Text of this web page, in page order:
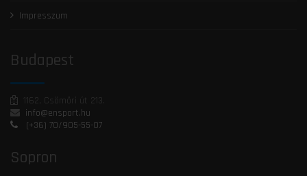
Impresszum
Budapest
1162, Csömöri út 213.
info@ensport.hu
(+36) 70/905-55-07
Sopron